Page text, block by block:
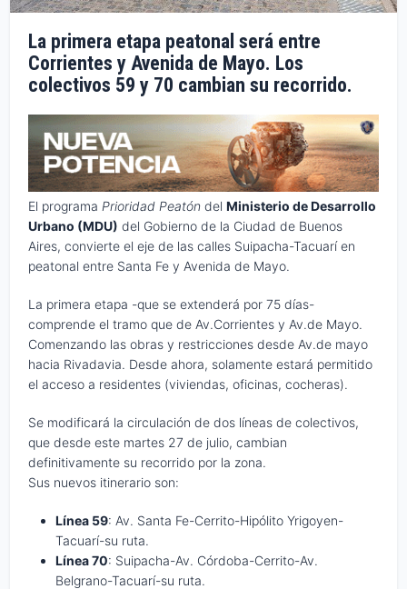
La primera etapa peatonal será entre
Corrientes y Avenida de Mayo. Los
colectivos 59 y 70 cambian su recorrido.
El programa Prioridad Peatón delMinisterio de Desarrollo
Urbano (MDU) del Gobierno de la Ciudad de Buenos
Aires, convierte el eje de las calles Suipacha-Tacuarí en
peatonal entre Santa Fe y Avenida de Mayo.
La primera etapa -que se extenderá por 75 días-
comprende el tramo que de Av.Corrientes y Av.de Mayo.
Comenzando las obras y restricciones desde Av.de mayo
hacia Rivadavia. Desde ahora, solamente estará permitido
el acceso a residentes (viviendas, oficinas, cocheras).
Se modificará la circulación de dos líneas de colectivos,
que desde este martes 27 de julio, cambian
definitivamente su recorrido por la zona.
Sus nuevos itinerario son:
Línea 59: Av. Santa Fe-Cerrito-Hipólito Yrigoyen-
Tacuarí-su ruta.
Línea 70: Suipacha-Av. Córdoba-Cerrito-Av.
Belgrano-Tacuarí-su ruta.